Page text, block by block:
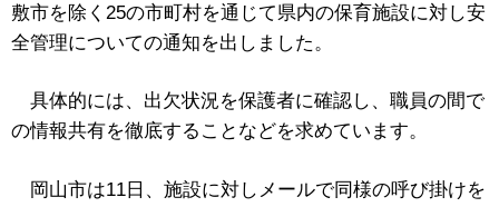
敷市を除く25の市町村を通じて県内の保育施設に対し安
全管理についての通知を出しました。
具体的には、出欠状況を保護者に確認し、職員の間で
の情報共有を徹底することなどを求めています。
岡山市は11日、施設に対しメールで同様の呼び掛けを